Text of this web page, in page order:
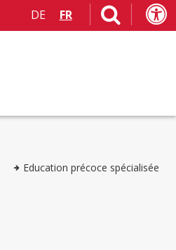
DE FR
Education précoce spécialisée